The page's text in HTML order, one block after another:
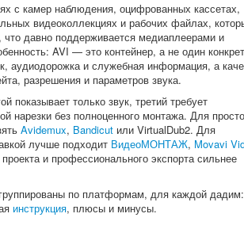
с камер наблюдения, оцифрованных кассетах,
видеоколлекциях и рабочих файлах,
давно поддерживается медиаплеерами и
AVI — это контейнер, а не один
аудиодорожка и служебная информация, а
разрешения и параметров звука.
показывает только звук, третий требует
нарезки без полноценного монтажа. Для
Avidemux, Bandicut или VirtualDub2. Для
лучше подходит ВидеоМОНТАЖ, Movavi
и профессионального экспорта сильнее
по платформам, для каждой дадим:
инструкция, плюсы и минусы.